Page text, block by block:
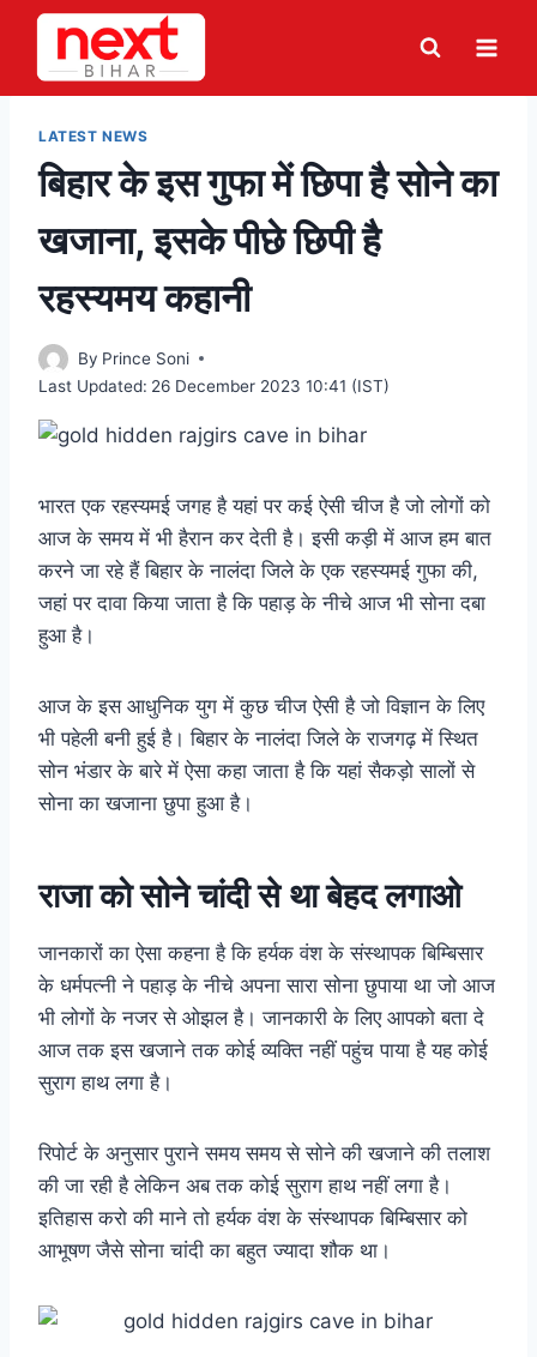
Skip
content
LATEST NEWS
बिहार के इस गुफा में छिपा है सोने का
खजाना, इसके पीछे छिपी है
रहस्यमय कहानी
By Prince Soni
Last Updated: 26 December 2023 10:41 (IST)
भारत एक रहस्यमई जगह है यहां पर कई ऐसी चीज है जो लोगों को
आज के समय में भी हैरान कर देती है। इसी कड़ी में आज हम बात
करने जा रहे हैं बिहार के नालंदा जिले के एक रहस्यमई गुफा की,
जहां पर दावा किया जाता है कि पहाड़ के नीचे आज भी सोना दबा
हुआ है।
आज के इस आधुनिक युग में कुछ चीज ऐसी है जो विज्ञान के लिए
भी पहेली बनी हुई है। बिहार के नालंदा जिले के राजगढ़ में स्थित
सोन भंडार के बारे में ऐसा कहा जाता है कि यहां सैकड़ो सालों से
सोना का खजाना छुपा हुआ है।
राजा को सोने चांदी से था बेहद लगाओ
जानकारों का ऐसा कहना है कि हर्यक वंश के संस्थापक बिम्बिसार
के धर्मपत्नी ने पहाड़ के नीचे अपना सारा सोना छुपाया था जो आज
भी लोगों के नजर से ओझल है। जानकारी के लिए आपको बता दे
आज तक इस खजाने तक कोई व्यक्ति नहीं पहुंच पाया है यह कोई
सुराग हाथ लगा है।
रिपोर्ट के अनुसार पुराने समय समय से सोने की खजाने की तलाश
की जा रही है लेकिन अब तक कोई सुराग हाथ नहीं लगा है।
इतिहास करो की माने तो हर्यक वंश के संस्थापक बिम्बिसार को
आभूषण जैसे सोना चांदी का बहुत ज्यादा शौक था।